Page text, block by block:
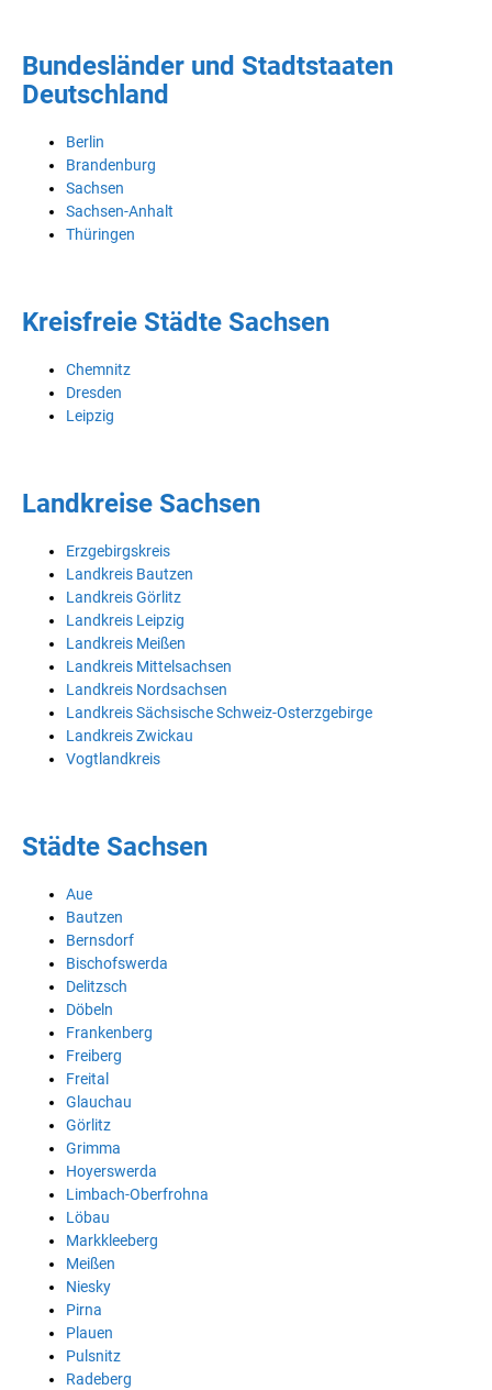
Bundesländer und Stadtstaaten
Deutschland
Berlin
Brandenburg
Sachsen
Sachsen-Anhalt
Thüringen
Kreisfreie Städte Sachsen
Chemnitz
Dresden
Leipzig
Landkreise Sachsen
Erzgebirgskreis
Landkreis Bautzen
Landkreis Görlitz
Landkreis Leipzig
Landkreis Meißen
Landkreis Mittelsachsen
Landkreis Nordsachsen
Landkreis Sächsische Schweiz-Osterzgebirge
Landkreis Zwickau
Vogtlandkreis
Städte Sachsen
Aue
Bautzen
Bernsdorf
Bischofswerda
Delitzsch
Döbeln
Frankenberg
Freiberg
Freital
Glauchau
Görlitz
Grimma
Hoyerswerda
Limbach-Oberfrohna
Löbau
Markkleeberg
Meißen
Niesky
Pirna
Plauen
Pulsnitz
Radeberg